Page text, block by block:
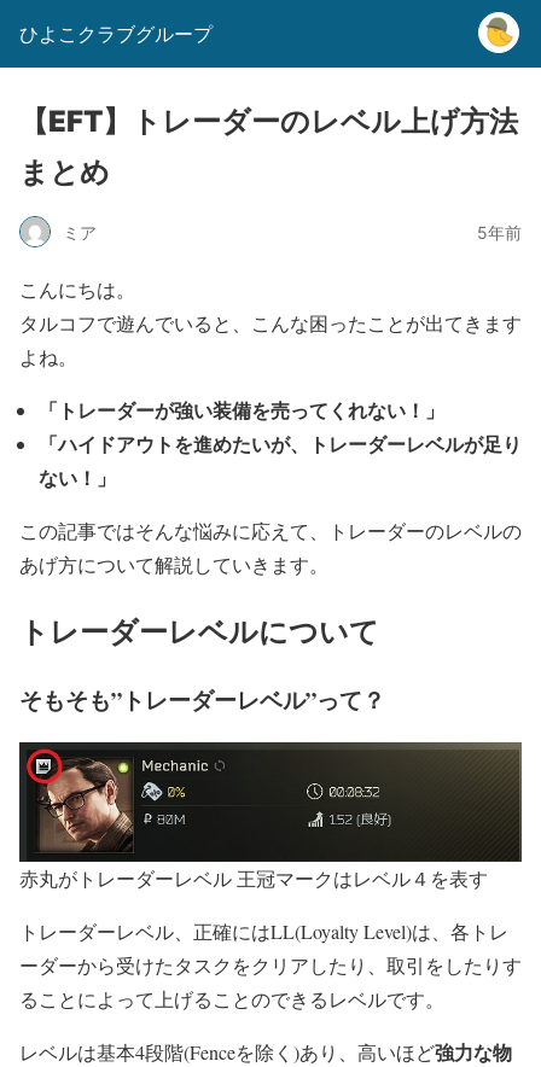
ひよこクラブグループ
【EFT】トレーダーのレベル上げ方法
まとめ
ミア 5年前
こんにちは。
タルコフで遊んでいると、こんな困ったことが出てきます
よね。
「トレーダーが強い装備を売ってくれない！」
「ハイドアウトを進めたいが、トレーダーレベルが足り
ない！」
この記事ではそんな悩みに応えて、トレーダーのレベルの
あげ方について解説していきます。
トレーダーレベルについて
そもそも”トレーダーレベル”って？
赤丸がトレーダーレベル 王冠マークはレベル４を表す
トレーダーレベル、正確にはLL(Loyalty Level)は、各トレ
ーダーから受けたタスクをクリアしたり、取引をしたりす
ることによって上げることのできるレベルです。
レベルは基本4段階(Fenceを除く)あり、高いほど強力な物